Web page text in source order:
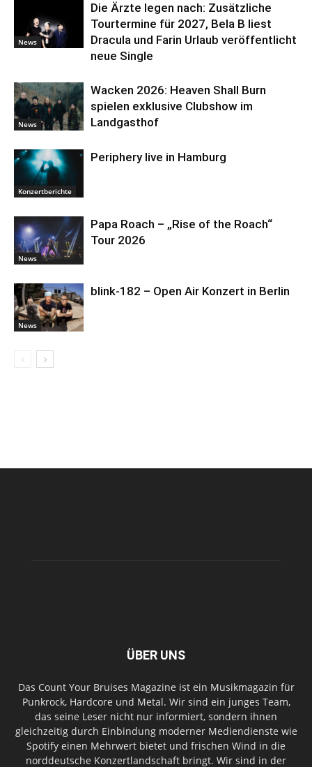
News
Die Ärzte legen nach: Zusätzliche
Tourtermine für 2027, Bela B liest
Dracula und Farin Urlaub veröffentlicht
neue Single
News
Wacken 2026: Heaven Shall Burn
spielen exklusive Clubshow im
Landgasthof
Konzertberichte
Periphery live in Hamburg
News
Papa Roach – „Rise of the Roach“
Tour 2026
News
blink-182 – Open Air Konzert in Berlin
ÜBER UNS
Das Count Your Bruises Magazine ist ein Musikmagazin für
Punkrock, Hardcore und Metal. Wir sind ein junges Team,
das seine Leser nicht nur informiert, sondern ihnen
gleichzeitig durch Einbindung moderner Mediendienste wie
Spotify einen Mehrwert bietet und frischen Wind in die
norddeutsche Konzertlandschaft bringt. Wir sind in der